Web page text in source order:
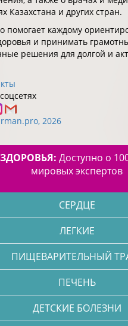
Казахстана и других стран.
помогает каждому
и принимать
решения для долгой и
2026
Доступно о
мировых экспертов
СЕРДЦЕ
ЛЕГКИЕ
ПИЩЕВАРИТЕЛЬНЫЙ
ПЕЧЕНЬ
ДЕТСКИЕ БОЛЕЗНИ